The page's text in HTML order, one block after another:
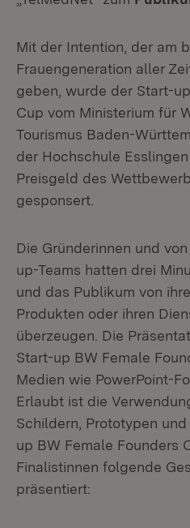
Mit der Intention, der am
Frauengeneration aller
geben, wurde der Start-
Cup vom Ministerium für
Tourismus Baden-
der Hochschule
Preisgeld des
gesponsert.
Die Gründerinnen und
up-Teams hatten drei
und das Publikum von
Produkten oder ihren
überzeugen. Die
Start-up BW Female
Medien wie PowerPoint-
Erlaubt ist die
Schildern, Prototypen
up BW Female Founders
Finalistinnen folgende
präsentiert: